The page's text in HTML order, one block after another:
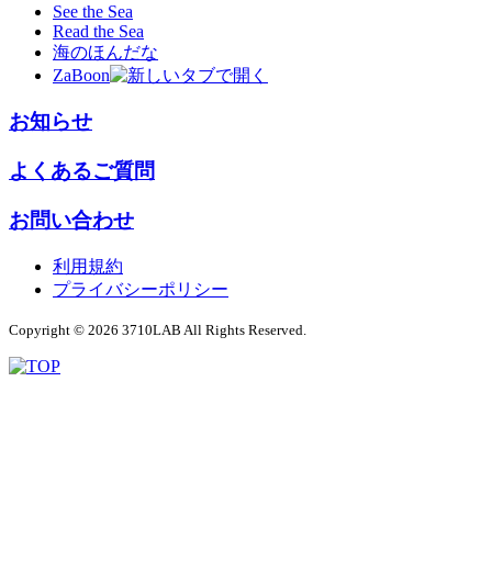
See the Sea
Read the Sea
海のほんだな
ZaBoon
お知らせ
よくあるご質問
お問い合わせ
利用規約
プライバシーポリシー
Copyright © 2026 3710LAB All Rights Reserved.